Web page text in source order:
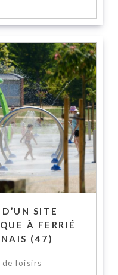
SITE
À FERRIÉ
(47)
de loisirs